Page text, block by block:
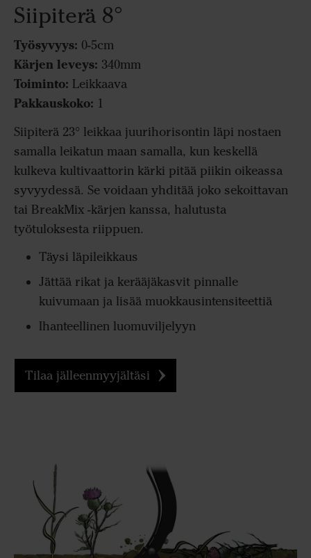
Siipiterä 8°
Työsyvyys: 0-5cm
Kärjen leveys: 340mm
Toiminto: Leikkaava
Pakkauskoko: 1
Siipiterä 23° leikkaa juurihorisontin läpi nostaen
samalla leikatun maan samalla, kun keskellä
kulkeva kultivaattorin kärki pitää piikin oikeassa
syvyydessä. Se voidaan yhditää joko sekoittavan
tai BreakMix -kärjen kanssa, halutusta
työtuloksesta riippuen.
Täysi läpileikkaus
Jättää rikat ja kerääjäkasvit pinnalle
kuivumaan ja lisää muokkausintensiteettiä
Ihanteellinen luomuviljelyyn
Tilaa jälleenmyyjältäsi